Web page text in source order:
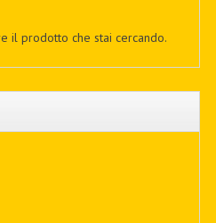
il prodotto che stai cercando.